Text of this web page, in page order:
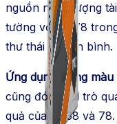
nguồn năng lượng
tường với số 78
thư thái và yên bình.
Ứng dụng trong
cũng đóng vai trò
quả của số 38 và